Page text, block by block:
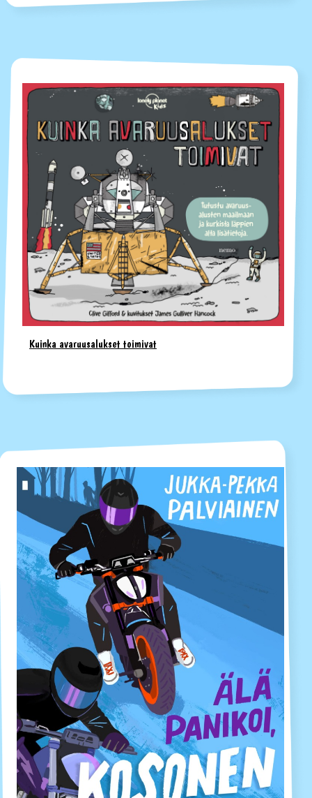
Kuinka avaruusalukset toimivat